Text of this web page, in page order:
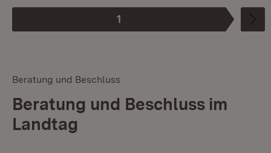
Phase
1
:
Beratung und Beschluss
Beratung und Beschluss im
Landtag